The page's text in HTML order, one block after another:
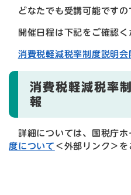
どなたでも受講可能ですの
開催日程は下記をご確認く
消費税軽減税率制度説明
消費税軽減税率
報
詳細については、国税庁ホ
度について ＜外部リンク＞ を